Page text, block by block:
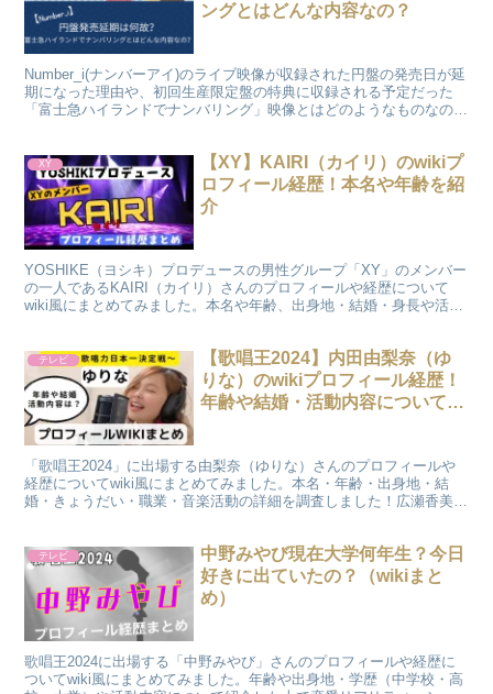
ングとはどんな内容なの？
Number_i(ナンバーアイ)のライブ映像が収録された円盤の発売日が延
期になった理由や、初回生産限定盤の特典に収録される予定だった
「富士急ハイランドでナンバリング」映像とはどのようなものなのか
XY
【XY】KAIRI（カイリ）のwikiプ
ロフィール経歴！本名や年齢を紹
介
YOSHIKE（ヨシキ）プロデュースの男性グループ「XY」のメンバー
の一人であるKAIRI（カイリ）さんのプロフィールや経歴について
wiki風にまとめてみました。本名や年齢、出身地・結婚・身長や活動
テレビ
【歌唱王2024】内田由梨奈（ゆ
りな）のwikiプロフィール経歴！
年齢や結婚・活動内容について紹
「歌唱王2024」に出場する由梨奈（ゆりな）さんのプロフィールや
経歴についてwiki風にまとめてみました。本名・年齢・出身地・結
婚・きょうだい・職業・音楽活動の詳細を調査しました！広瀬香美さ
テレビ
中野みやび現在大学何年生？今日
好きに出ていたの？（wikiまと
め）
歌唱王2024に出場する「中野みやび」さんのプロフィールや経歴に
ついてwiki風にまとめてみました。年齢や出身地・学歴（中学校・高